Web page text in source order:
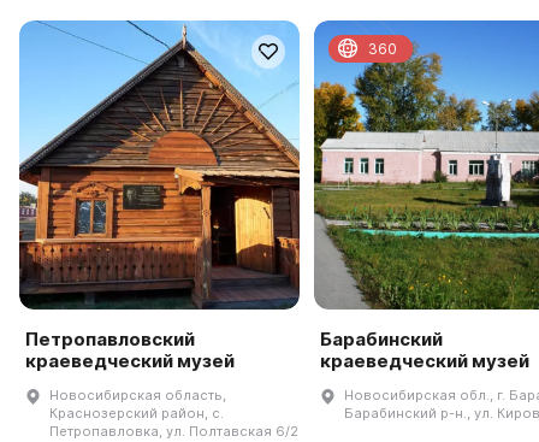
Петропавловский
краеведческий музей
Новосибирская область,
Краснозерский район, с.
Петропавловка, ул. Полтавская 6/2
Барабинский
краеведческий музей
Новосибирская обл., г.
Барабинский р-н., ул.
360